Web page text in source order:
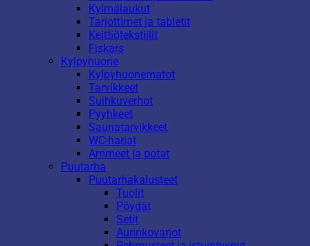
Kylmälaukut
Tarjottimet ja tabletit
Keittiötekstiilit
Fiskars
Kylpyhuone
Kylpyhuonematot
Tarvikkeet
Suihkuverhot
Pyyhkeet
Saunatarvikkeet
WC-harjat
Ammeet ja potat
Puutarha
Puutarhakalusteet
Tuolit
Pöydät
Setit
Aurinkovarjot